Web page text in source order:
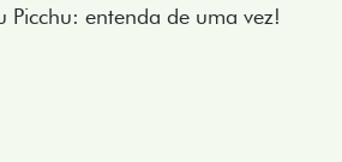
Picchu: entenda de uma vez!